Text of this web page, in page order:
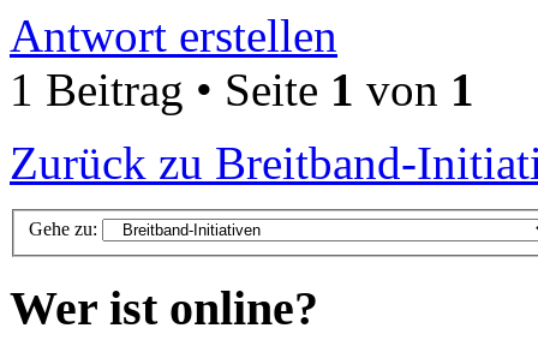
Antwort erstellen
1 Beitrag • Seite 1 von 1
Zurück zu Breitband-
Gehe zu:
Wer ist online?